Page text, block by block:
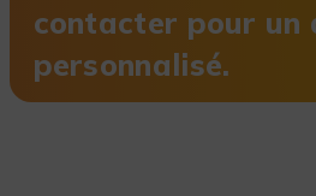
contacter pour un
personnalisé.